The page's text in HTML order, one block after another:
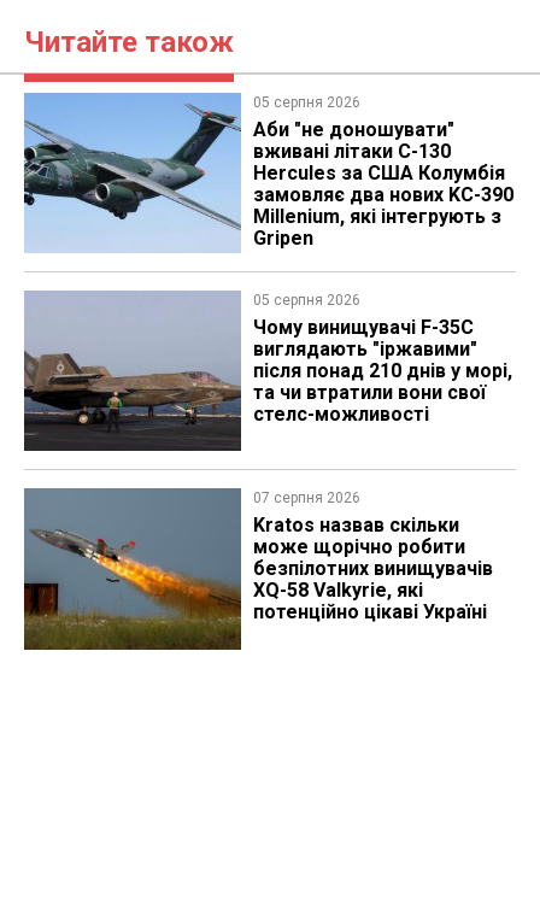
Читайте також
05 серпня 2026
Аби "не доношувати"
вживані літаки C-130
Hercules за США Колумбія
замовляє два нових KC-390
Millenium, які інтегрують з
Gripen
05 серпня 2026
Чому винищувачі F-35C
виглядають "іржавими"
після понад 210 днів у морі,
та чи втратили вони свої
стелс-можливості
07 серпня 2026
Kratos назвав скільки
може щорічно робити
безпілотних винищувачів
XQ-58 Valkyrie, які
потенційно цікаві Україні